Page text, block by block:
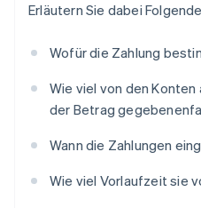
Erläutern Sie dabei
Wofür die Zahlung
Wie viel von den
der Betrag
Wann die Zahlungen
Wie viel Vorlaufzeit sie